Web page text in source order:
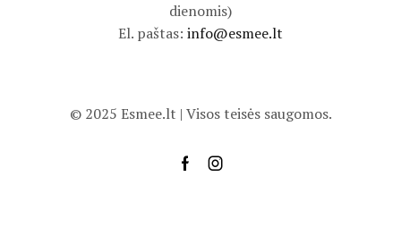
dienomis)
El. paštas: info@esmee.lt
© 2025 Esmee.lt | Visos teisės saugomos.